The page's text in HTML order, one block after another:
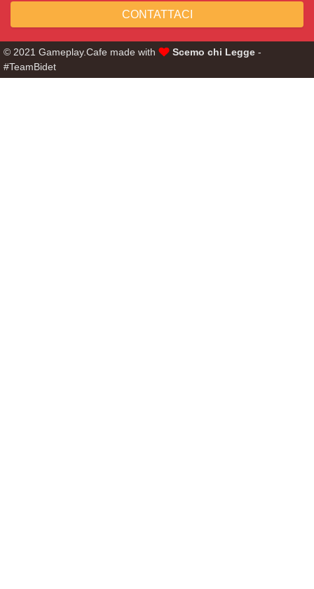
CONTATTACI
© 2021 Gameplay.Cafe made with Scemo chi Legge-
#TeamBidet